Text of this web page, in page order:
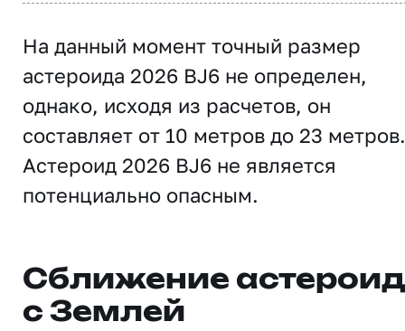
На данный момент точный размер
астероида 2026 BJ6 не определен,
однако, исходя из расчетов, он
составляет от 10 метров до 23 метров.
Астероид 2026 BJ6 не является
потенциально опасным.
Сближение
с Землей